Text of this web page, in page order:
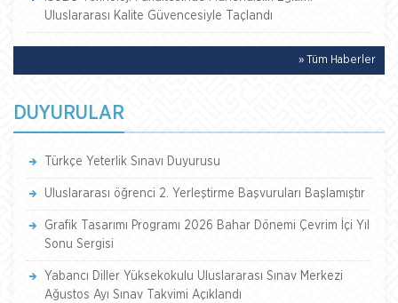
Uluslararası Kalite Güvencesiyle Taçlandı
» Tüm Haberler
DUYURULAR
Türkçe Yeterlik Sınavı Duyurusu
Uluslararası öğrenci 2. Yerleştirme Başvuruları Başlamıştır
Grafik Tasarımı Programı 2026 Bahar Dönemi Çevrim İçi Yıl
Sonu Sergisi
Yabancı Diller Yüksekokulu Uluslararası Sınav Merkezi
Ağustos Ayı Sınav Takvimi Açıklandı